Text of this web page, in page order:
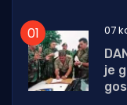
07
je